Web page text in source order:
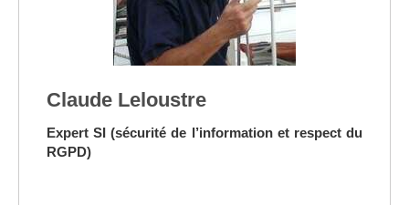
Claude Leloustre
Expert SI (sécurité de l’information et respect du
RGPD)